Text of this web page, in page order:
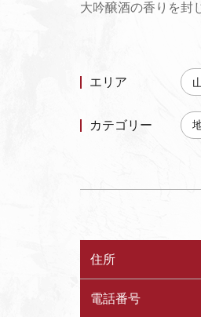
大吟醸酒の香りを封
エリア
カテゴリー
住所
電話番号